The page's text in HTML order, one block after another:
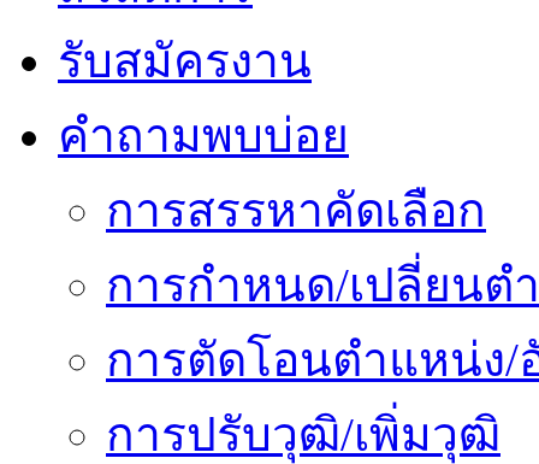
รับสมัครงาน
คำถามพบบ่อย
การสรรหาคัดเลือก
การกำหนด/เปลี่ยนต
การตัดโอนตำแหน่ง/
การปรับวุฒิ/เพิ่มวุฒิ